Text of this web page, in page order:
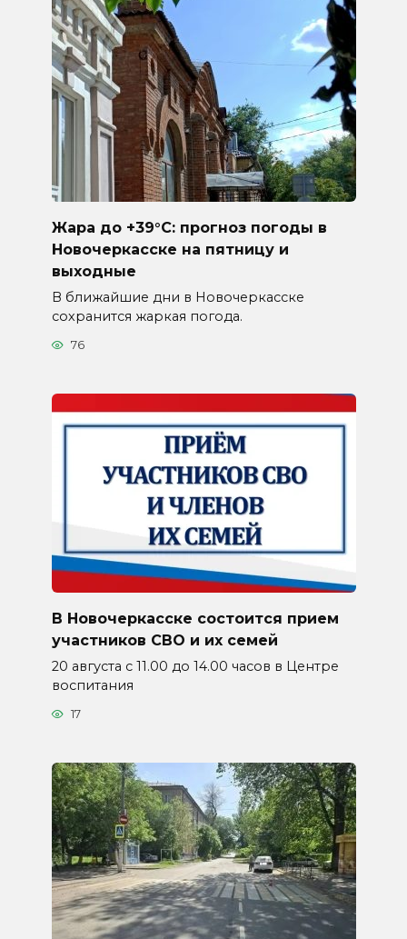
Жара до +39°C: прогноз погоды в
Новочеркасске на пятницу и
выходные
В ближайшие дни в Новочеркасске
сохранится жаркая погода.
76
В Новочеркасске состоится прием
участников СВО и их семей
20 августа с 11.00 до 14.00 часов в Центре
воспитания
17